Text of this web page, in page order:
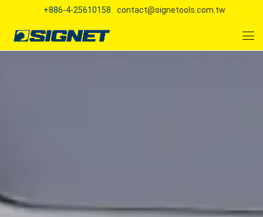
+886-4-25610158 contact@signetools.com.tw